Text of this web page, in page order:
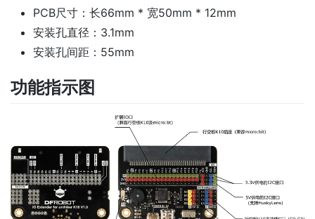
PCB尺寸：长66mm * 宽50mm * 12mm
安装孔直径：3.1mm
安装孔间距：55mm
功能指示图